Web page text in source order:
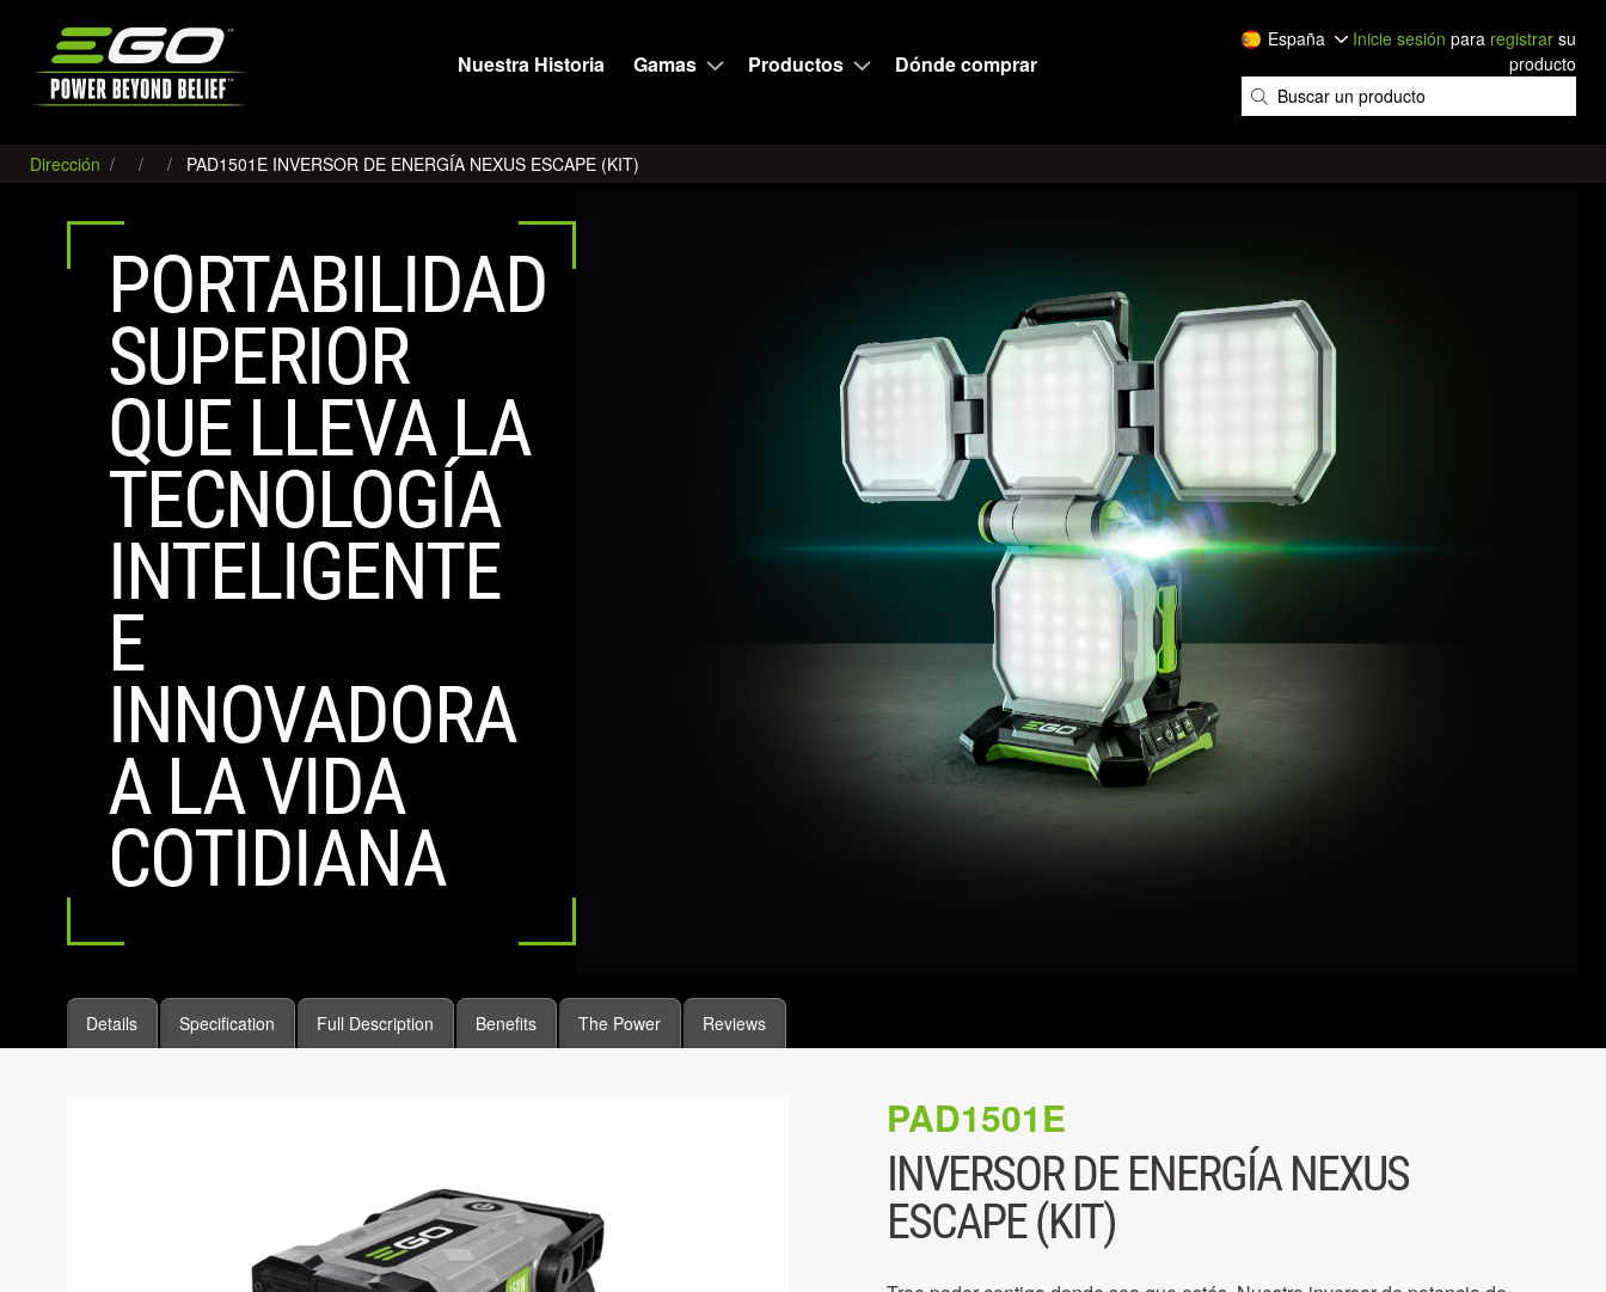
Nuestra Historia
Gamas Productos Dónde comprar
España Inicie sesión para registrar su
producto
Dirección PAD1501E INVERSOR DE ENERGÍA NEXUS ESCAPE (KIT)
PORTABILIDAD
SUPERIOR
QUE LLEVA LA
TECNOLOGÍA
INTELIGENTE
E
INNOVADORA
A LA VIDA
COTIDIANA
Details Specification Full Description Benefits The Power Reviews
PAD1501E
INVERSOR DE ENERGÍA NEXUS
ESCAPE (KIT)